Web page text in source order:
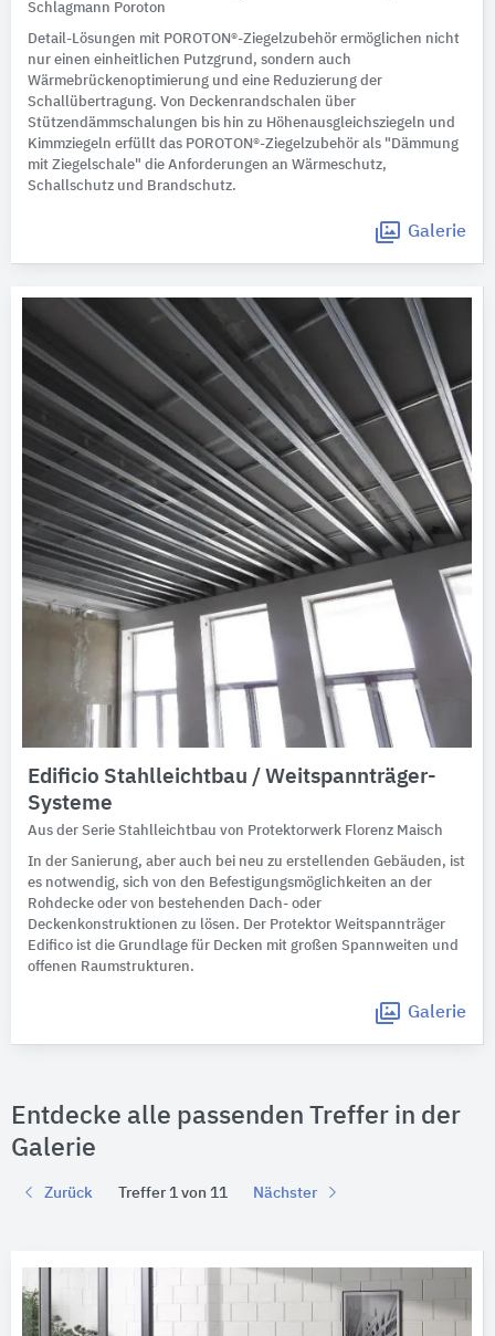
Schlagmann Poroton
Detail-Lösungen mit POROTON®-Ziegelzubehör ermöglichen nicht
nur einen einheitlichen Putzgrund, sondern auch
Wärmebrückenoptimierung und eine Reduzierung der
Schallübertragung. Von Deckenrandschalen über
Stützendämmschalungen bis hin zu Höhenausgleichsziegeln und
Kimmziegeln erfüllt das POROTON®-Ziegelzubehör als "Dämmung
mit Ziegelschale" die Anforderungen an Wärmeschutz,
Schallschutz und Brandschutz.
Galerie
Edificio Stahlleichtbau / Weitspannträger-
Systeme
Aus der Serie Stahlleichtbau von Protektorwerk Florenz Maisch
In der Sanierung, aber auch bei neu zu erstellenden Gebäuden, ist
es notwendig, sich von den Befestigungsmöglichkeiten an der
Rohdecke oder von bestehenden Dach- oder
Deckenkonstruktionen zu lösen. Der Protektor Weitspannträger
Edifico ist die Grundlage für Decken mit großen Spannweiten und
offenen Raumstrukturen.
Galerie
Entdecke alle passenden Treffer in der
Galerie
Zurück Treffer 1 von 11 Nächster